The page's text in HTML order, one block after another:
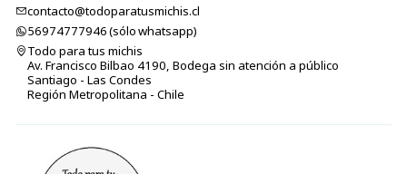
contacto@todoparatusmichis.cl
56974777946 (sólo⁣⁣⁣⁣⁣​​​​​​​​​​​​​​​ whatsapp)
Todo para tus michis
Av. Francisco Bilbao 4190, Bodega sin atención a público
Santiago - Las Condes
Región Metropolitana - Chile